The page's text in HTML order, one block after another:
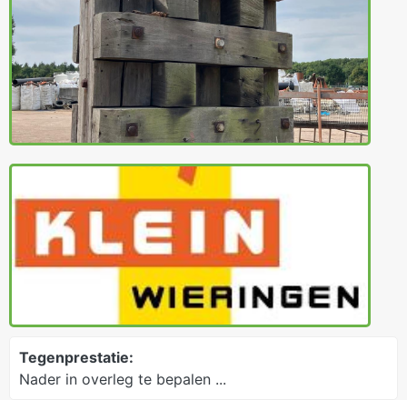
Tegenprestatie:
Nader in overleg te bepalen ...